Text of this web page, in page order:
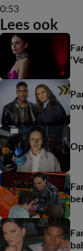
0:53
Lees ook